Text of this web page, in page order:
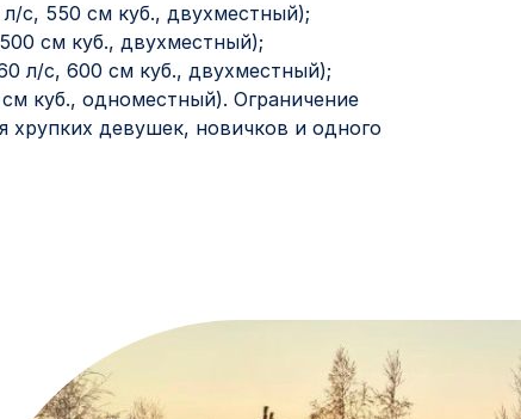
с, 550 см куб., двухместный);
см куб., двухместный);
л/с, 600 см куб., двухместный);
куб., одноместный). Ограничение
хрупких девушек, новичков и одного